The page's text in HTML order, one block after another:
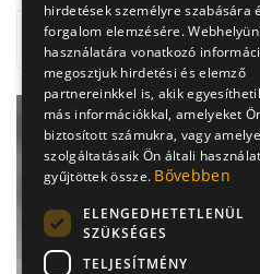
hirdetések személyre szabására
forgalom elemzésére.
használatára vonatkozó
megosztjuk hirdetési és elemző
partnereinkkel is, akik
más információkkal, amelyeket
biztosított számukra, vagy
szolgáltatásaik Ön általi
gyűjtöttek össze. Bővebben
ELENGEDHETETLENÜL
SZÜKSÉGES
TELJESÍTMÉNY